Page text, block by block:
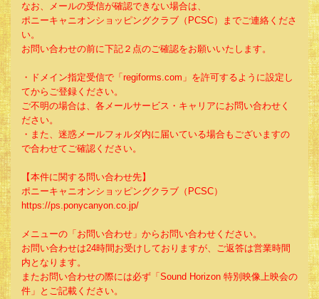
なお、メールの受信が確認できない場合は、
ポニーキャニオンショッピングクラブ（PCSC）までご連絡くださ
い。
お問い合わせの前に下記２点のご確認をお願いいたします。
・ドメイン指定受信で「regiforms.com」を許可するように設定し
てからご登録ください。
ご不明の場合は、各メールサービス・キャリアにお問い合わせく
ださい。
・また、迷惑メールフォルダ内に届いている場合もございますの
で合わせてご確認ください。
【本件に関する問い合わせ先】
ポニーキャニオンショッピングクラブ（PCSC）
https://ps.ponycanyon.co.jp/
メニューの「お問い合わせ」からお問い合わせください。
お問い合わせは24時間お受けしておりますが、ご返答は営業時間
内となります。
またお問い合わせの際には必ず「Sound Horizon 特別映像上映会の
件」とご記載ください。